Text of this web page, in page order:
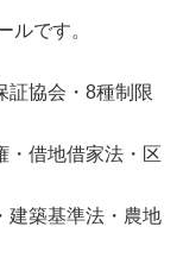
ルです。
協会・8種制限
借地借家法・区
築基準法・農地